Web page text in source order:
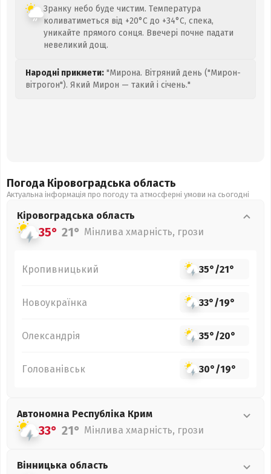
Зранку небо буде чистим. Температура
коливатиметься від +20°C до +34°C, спека,
уникайте прямого сонця. Ввечері почне падати
невеликий дощ.
Народні прикмети: "Мирона. Вітряний день ("Мирон-
вітрогон"). Який Мирон — такий і січень."
Погода Кіровоградська область
Актуальна інформація про погоду та атмосферні умови на сьогодні
Кіровоградська область
35° 21° Мінлива хмарність, грози
Кропивницький 35°/21°
Новоукраїнка 33°/19°
Олександрія 35°/20°
Голованівськ 30°/19°
Автономна Республіка Крим
33° 21° Мінлива хмарність, грози
Вінницька область